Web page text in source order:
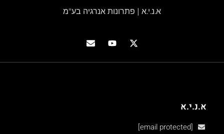
א.נ.י.א | פתרונות אנרגיה בע"מ
א.נ.י.א
[email protected]